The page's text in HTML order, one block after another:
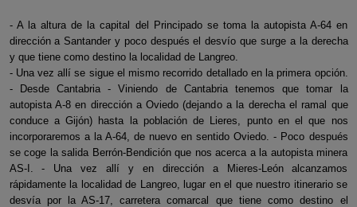
- A la altura de la capital del Principado se toma la autopista A-64 en
dirección a Santander y poco después el desvío que surge a la derecha
y que tiene como destino la localidad de Langreo.
- Una vez allí se sigue el mismo recorrido detallado en la primera opción.
- Desde Cantabria - Viniendo de Cantabria tenemos que tomar la
autopista A-8 en dirección a Oviedo (dejando a la derecha el ramal que
conduce a Gijón) hasta la población de Lieres, punto en el que nos
incorporaremos a la A-64, de nuevo en sentido Oviedo. - Poco después
se coge la salida Berrón-Bendición que nos acerca a la autopista minera
AS-I. - Una vez allí y en dirección a Mieres-León alcanzamos
rápidamente la localidad de Langreo, lugar en el que nuestro itinerario se
desvía por la AS-17, carretera comarcal que tiene como destino el